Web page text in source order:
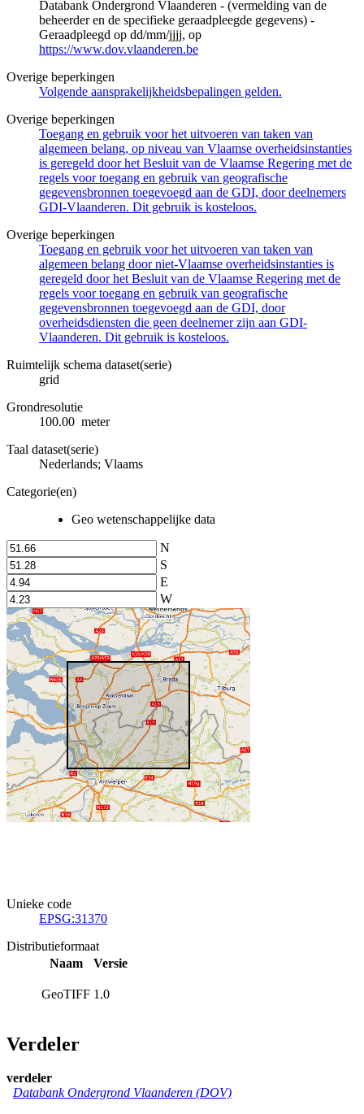
Databank Ondergrond Vlaanderen - (vermelding van de
beheerder en de specifieke geraadpleegde gegevens) -
Geraadpleegd op dd/mm/jjjj, op
https://www.dov.vlaanderen.be
Overige beperkingen
Volgende aansprakelijkheidsbepalingen gelden.
Overige beperkingen
Toegang en gebruik voor het uitvoeren van taken van
algemeen belang, op niveau van Vlaamse overheidsinstanties
is geregeld door het Besluit van de Vlaamse Regering met de
regels voor toegang en gebruik van geografische
gegevensbronnen toegevoegd aan de GDI, door deelnemers
GDI-Vlaanderen. Dit gebruik is kosteloos.
Overige beperkingen
Toegang en gebruik voor het uitvoeren van taken van
algemeen belang door niet-Vlaamse overheidsinstanties is
geregeld door het Besluit van de Vlaamse Regering met de
regels voor toegang en gebruik van geografische
gegevensbronnen toegevoegd aan de GDI, door
overheidsdiensten die geen deelnemer zijn aan GDI-
Vlaanderen. Dit gebruik is kosteloos.
Ruimtelijk schema dataset(serie)
grid
Grondresolutie
100.00 meter
Taal dataset(serie)
Nederlands; Vlaams
Categorie(en)
Geo wetenschappelijke data
N
S
E
W
Unieke code
EPSG:31370
Distributieformaat
Naam
Versie
GeoTIFF 1.0
Verdeler
verdeler
Databank Ondergrond Vlaanderen (DOV)